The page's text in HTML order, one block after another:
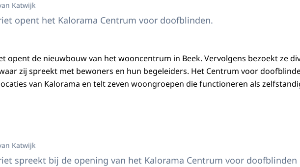
Katwijk
opent het Kalorama Centrum voor doofblinden.
opent de nieuwbouw van het wooncentrum in Beek. Vervolgens bezoekt ze
zij spreekt met bewoners en hun begeleiders. Het Centrum voor
van Kalorama en telt zeven woongroepen die functioneren als
Margriet met anderen
Katwijk
spreekt bij de opening van het Kalorama Centrum voor